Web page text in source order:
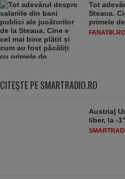
Tot
Steaua.
primele
FANATIK.RO
CITEŞTE PE SMARTRADIO.RO
Austria|
liber, la -